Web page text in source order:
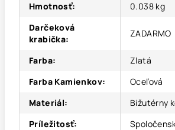
Hmotnosť:
0.038 kg
Darčeková
krabička:
ZADARMO
Farba:
Zlatá
Farba Kamienkov:
Oceľová
Materiál:
Bižutérny
Príležitosť: